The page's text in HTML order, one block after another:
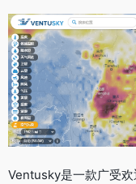
Ventusky是一款广受